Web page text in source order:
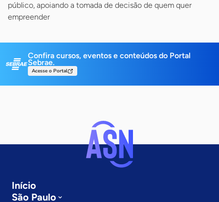
público, apoiando a tomada de decisão de quem quer
empreender
Confira cursos, eventos e conteúdos do Portal
Sebrae.
Acesse o Portal
Início
São Paulo